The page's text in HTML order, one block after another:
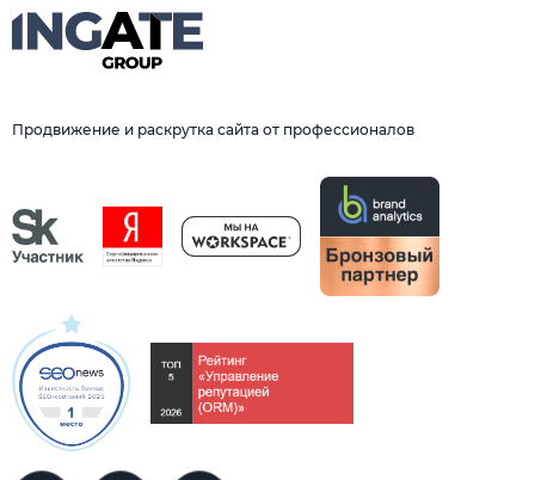
Продвижение и раскрутка сайта от профессионалов